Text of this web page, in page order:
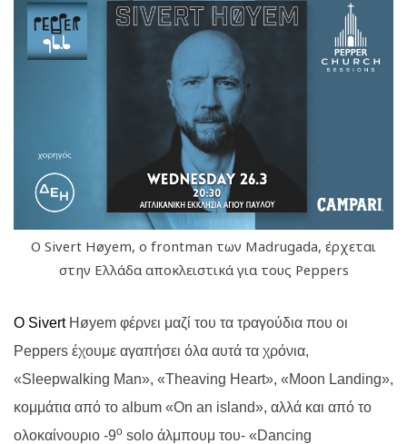
Ο Sivert Høyem, ο frontman των Madrugada, έρχεται
στην Ελλάδα αποκλειστικά για τους Peppers
Ο SivertHøyem φέρνει μαζί του τα τραγούδια που οι
Peppers έχουμε αγαπήσει όλα αυτά τα χρόνια,
«Sleepwalking Man», «Theaving Heart», «Moon Landing»,
κομμάτια από το album «On an island», αλλά και από το
ολοκαίνουριο -9ο solo άλμπουμ του- «Dancing